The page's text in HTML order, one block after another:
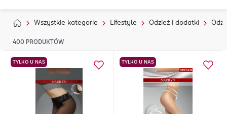
Wszystkie kategorie Lifestyle Odzież i dodatki
400 PRODUKTÓW
TYLKO U NAS TYLKO U NAS